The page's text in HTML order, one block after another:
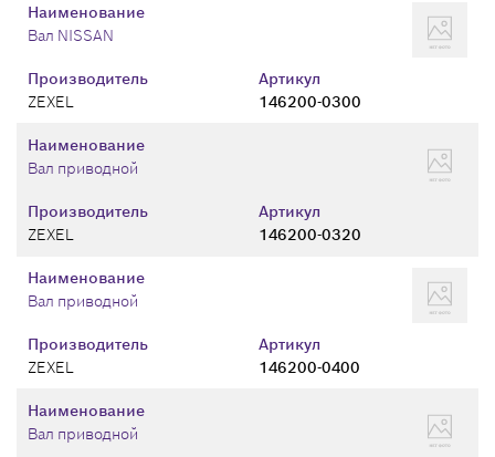
Производитель
ZEXEL
Артикул
146200-0300
Наименование
Вал NISSAN
Производитель
ZEXEL
Артикул
146200-0320
Наименование
Вал приводной
Производитель
ZEXEL
Артикул
146200-0400
Наименование
Вал приводной
Наименование
Вал приводной